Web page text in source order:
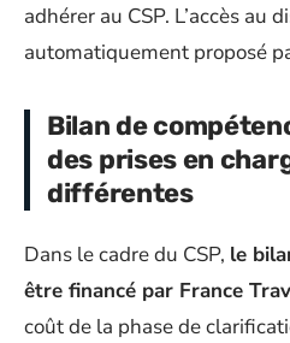
adhérer au CSP. L’accès au
automatiquement proposé
Bilan de
des prises en
différentes
Dans le cadre du CSP, le
être financé par France
coût de la phase de